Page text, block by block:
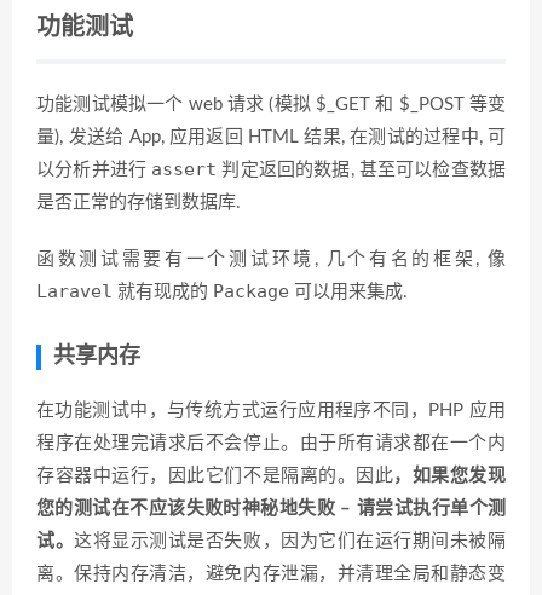
功能测试
功能测试模拟一个 web 请求 (模拟 $ _GET 和 $_POST 等变
量), 发送给 App, 应用返回 HTML 结果, 在测试的过程中, 可
以分析并进行 assert 判定返回的数据, 甚至可以检查数据
是否正常的存储到数据库.
函数测试需要有一个测试环境, 几个有名的框架, 像
Laravel 就有现成的 Package 可以用来集成.
共享内存
在功能测试中，与传统方式运行应用程序不同，PHP 应用
程序在处理完请求后不会停止。由于所有请求都在一个内
存容器中运行，因此它们不是隔离的。因此，如果您发现
您的测试在不应该失败时神秘地失败 – 请尝试执行单个测
试。这将显示测试是否失败，因为它们在运行期间未被隔
离。保持内存清洁，避免内存泄漏，并清理全局和静态变